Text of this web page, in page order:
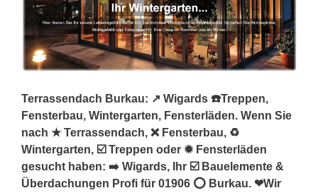
Terrassendach Burkau: ↗️ Wigards ☎️Treppen,
Fensterbau, Wintergarten, Fensterläden. Wenn Sie
nach ★ Terrassendach, ❌ Fensterbau, ♻
Wintergarten, ☑️ Treppen oder ✹ Fensterläden
gesucht haben: ➡️ Wigards, Ihr ☑️ Bauelemente &
Überdachungen Profi für 01906 ⭕ Burkau. ❤Wir